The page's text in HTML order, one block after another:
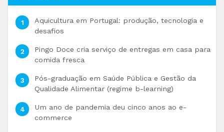
Aquicultura em Portugal: produção, tecnologia e
desafios
Pingo Doce cria serviço de entregas em casa para
comida fresca
Pós-graduação em Saúde Pública e Gestão da
Qualidade Alimentar (regime b-learning)
Um ano de pandemia deu cinco anos ao e-
commerce